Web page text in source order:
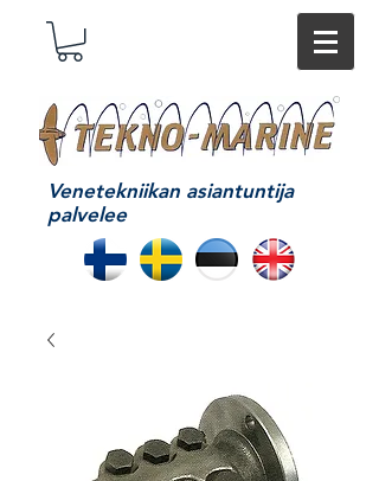
Venetekniikan asiantuntija
palvelee